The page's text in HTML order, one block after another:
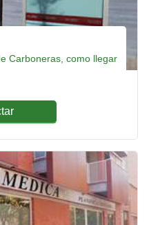
Carboneras, como llegar